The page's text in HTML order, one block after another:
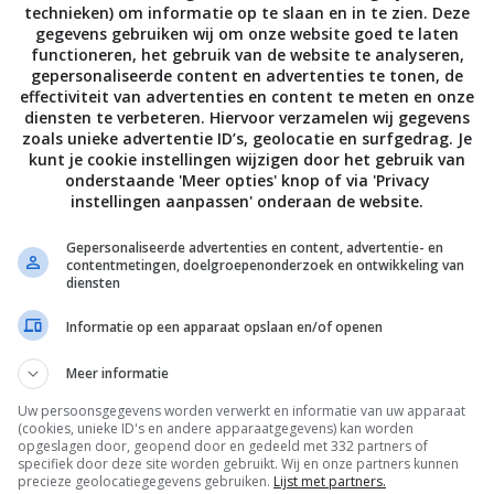
60 minuten, tot er helder vocht uitloopt. Steek intussen de
tot de vlammen zijn gedoofd. Rooster de kip dan nog
kolen, tot het vlees goudbruin is – keer de kip af en toe.
de gedroogde abrikozen in een kom, giet er zo veel
onderstaan (ongeveer 200 ml) en laat ze 5 minuten weken.
met het sap van 1 limoen en de tequila (als je dat lekker
er een puree van en voeg zo nodig wat water toe om die
er 1 eetlepel olie door, proef en breng op smaak.
deel van de lente-uitjes fijn. Haal de korianderblaadjes van
blaadjes in een kom koud water.
witte saus met de meeste salsa. Serveer de kip samen
koriander en lente-ui erover en geef er partjes limoen bij.
Bewaar
technieken) om informatie op te slaan en in te zien. Deze
gegevens gebruiken wij om onze website goed te laten
functioneren, het gebruik van de website te analyseren,
gepersonaliseerde content en advertenties te tonen, de
effectiviteit van advertenties en content te meten en onze
diensten te verbeteren. Hiervoor verzamelen wij gegevens
zoals unieke advertentie ID’s, geolocatie en surfgedrag. Je
kunt je cookie instellingen wijzigen door het gebruik van
onderstaande 'Meer opties' knop of via 'Privacy
instellingen aanpassen' onderaan de website.
Gepersonaliseerde advertenties en content, advertentie- en
contentmetingen, doelgroepenonderzoek en ontwikkeling van
diensten
Informatie op een apparaat opslaan en/of openen
Meer informatie
Uw persoonsgegevens worden verwerkt en informatie van uw apparaat
(cookies, unieke ID's en andere apparaatgegevens) kan worden
opgeslagen door, geopend door en gedeeld met 332 partners of
specifiek door deze site worden gebruikt. Wij en onze partners kunnen
precieze geolocatiegegevens gebruiken. Lijst met partners.